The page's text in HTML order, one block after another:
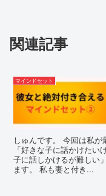
関連記事
マインドセット
しゅんです。 今回は私が
「好きな子に話かけた
子に話しかけるが難しい
ます。 私も妻と付き...